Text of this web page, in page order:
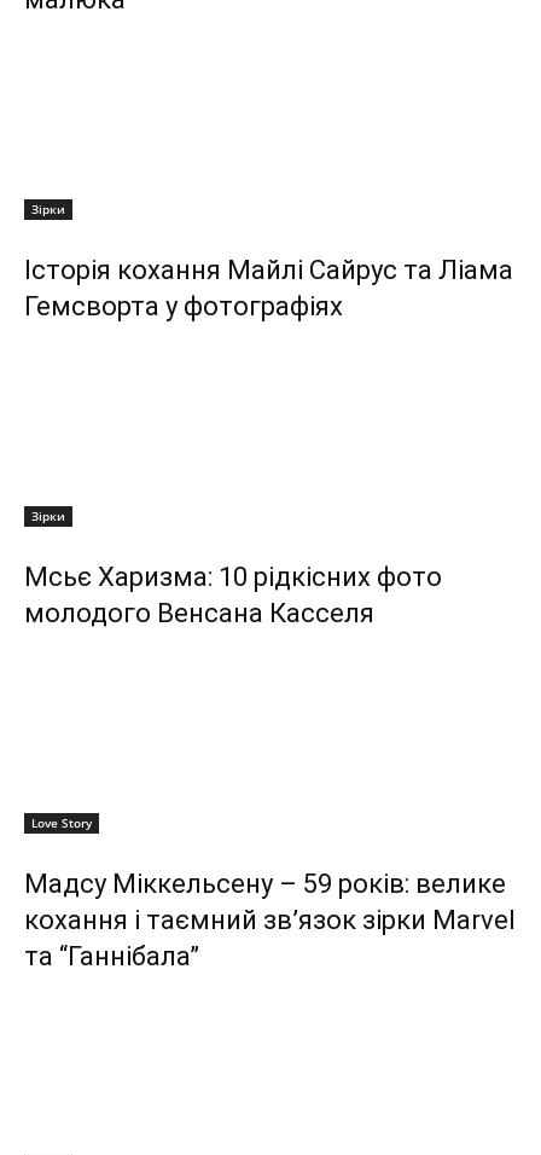
Зірки
Історія кохання Майлі Сайрус та Ліама
Гемсворта у фотографіях
Зірки
Мсьє Харизма: 10 рідкісних фото
молодого Венсана Касселя
Love Story
Мадсу Міккельсену – 59 років: велике
кохання і таємний зв’язок зірки Marvel
та “Ганнібала”